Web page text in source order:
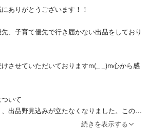
指定にて発送させていただきます。
ありがとうございます！！
、子育て優先で行き届かない出品をしており
させていただいておりますm(_ _)m心から感
いて
出品野見込みが立たなくなりました。このま
続きを表示する